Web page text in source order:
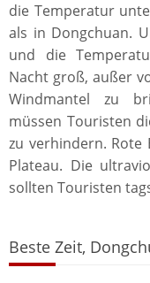
die Temperatur
als in Dongchuan.
und die
Nacht groß, außer
Windmantel zu
müssen Touristen
zu verhindern. Rote
Plateau. Die
sollten Touristen
Beste Zeit,